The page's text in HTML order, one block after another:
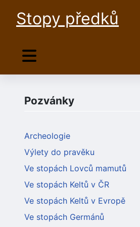
Stopy předků
Pozvánky
Archeologie
Výlety do pravěku
Ve stopách Lovců mamutů
Ve stopách Keltů v ČR
Ve stopách Keltů v Evropě
Ve stopách Germánů